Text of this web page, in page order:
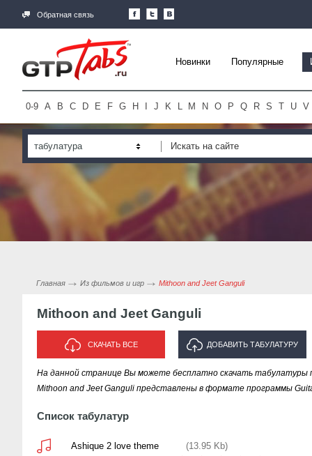
Обратная связь
Новинки Популярные
0-9 A B C D E F G H J K L M N O P Q R S T U V
табулатура
Главная Из фильмов и игр Mithoon and Jeet Ganguli
Mithoon and Jeet Ganguli
СКАЧАТЬ ВСЕ ДОБАВИТЬ ТАБУЛАТУРУ
ИСПОЛНИТЕЛЯ "MITHOON AND
На данной странице Вы можете бесплатно скачать табулатуры
Mithoon and Jeet Ganguli представлены в формате программы
Список табулатур
Ashique 2 love theme (13.95 Kb)